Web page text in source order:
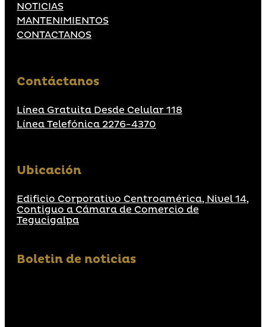
NOTICIAS
MANTENIMIENTOS
CONTACTANOS
Contáctanos
Línea Gratuita Desde Celular 118
Línea Telefónica 2276-4370
Ubicación
Edificio Corporativo Centroamérica, Nivel 14,
Contiguo a Cámara de Comercio de
Tegucigalpa
Boletin de noticias